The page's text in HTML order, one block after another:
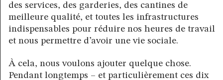
des services, des garderies, des cantines de
meilleure qualité, et toutes les infrastructures
indispensables pour réduire nos heures de travail
et nous permettre d’avoir une vie sociale.
À cela, nous voulons ajouter quelque chose.
Pendant longtemps – et particulièrement ces dix